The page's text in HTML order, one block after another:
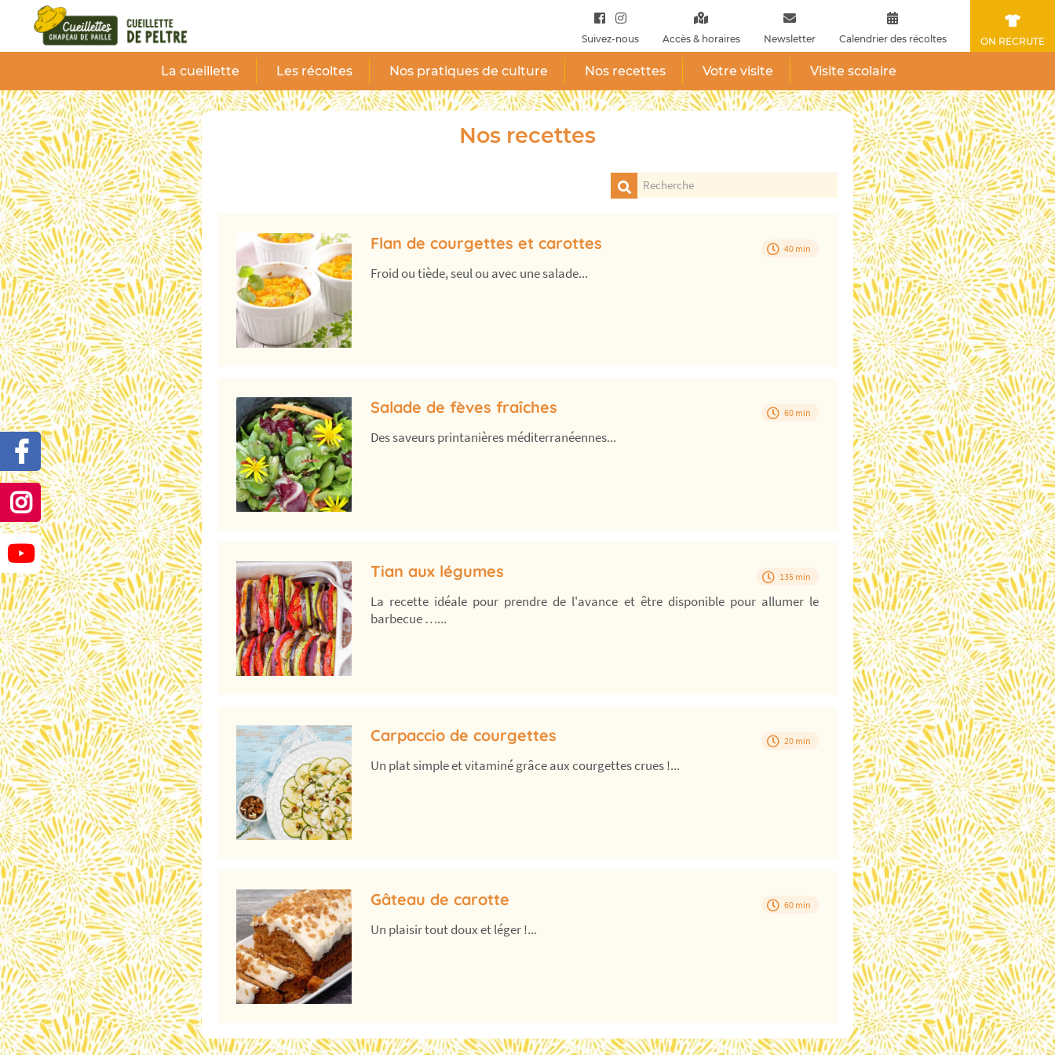
Suivez-nous Accès & horaires Newsletter Calendrier des récoltes ON RECRUTE
La cueillette Les récoltes Nos pratiques de culture Nos recettes Votre visite Visite scolaire
Nos recettes
Flan de courgettes et carottes 40 min
Froid ou tiède, seul ou avec une salade...
Salade de fèves fraîches 60 min
Des saveurs printanières méditerranéennes...
Tian aux légumes 135 min
La recette idéale pour prendre de l'avance et être disponible pour allumer le
barbecue …...
Carpaccio de courgettes 20 min
Un plat simple et vitaminé grâce aux courgettes crues !...
Gâteau de carotte 60 min
Un plaisir tout doux et léger !...
Panneau de gestion des cookies